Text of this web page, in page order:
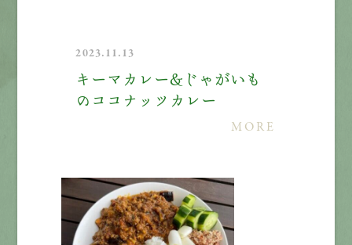
2023.11.13
キーマカレー＆じゃがいも
のココナッツカレー
MORE